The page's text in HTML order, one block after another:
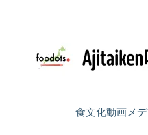
食文化動画メ